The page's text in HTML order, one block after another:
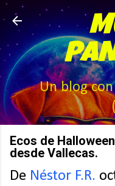
Ir al
Un blog con
Ecos de
desde Vallecas.
De Néstor F.R.